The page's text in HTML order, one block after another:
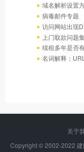
域名解析设置
病毒邮件专题
访问网站出现
上门取款问题
续租多年是否
名词解释：
关于
Copyright © 2002-2022